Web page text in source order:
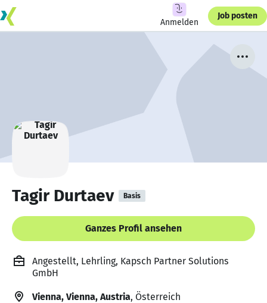
Anmelden
Job posten
Tagir Durtaev Basis
Ganzes Profil ansehen
Angestellt, Lehrling, Kapsch Partner Solutions
GmbH
Vienna, Vienna, Austria, Österreich